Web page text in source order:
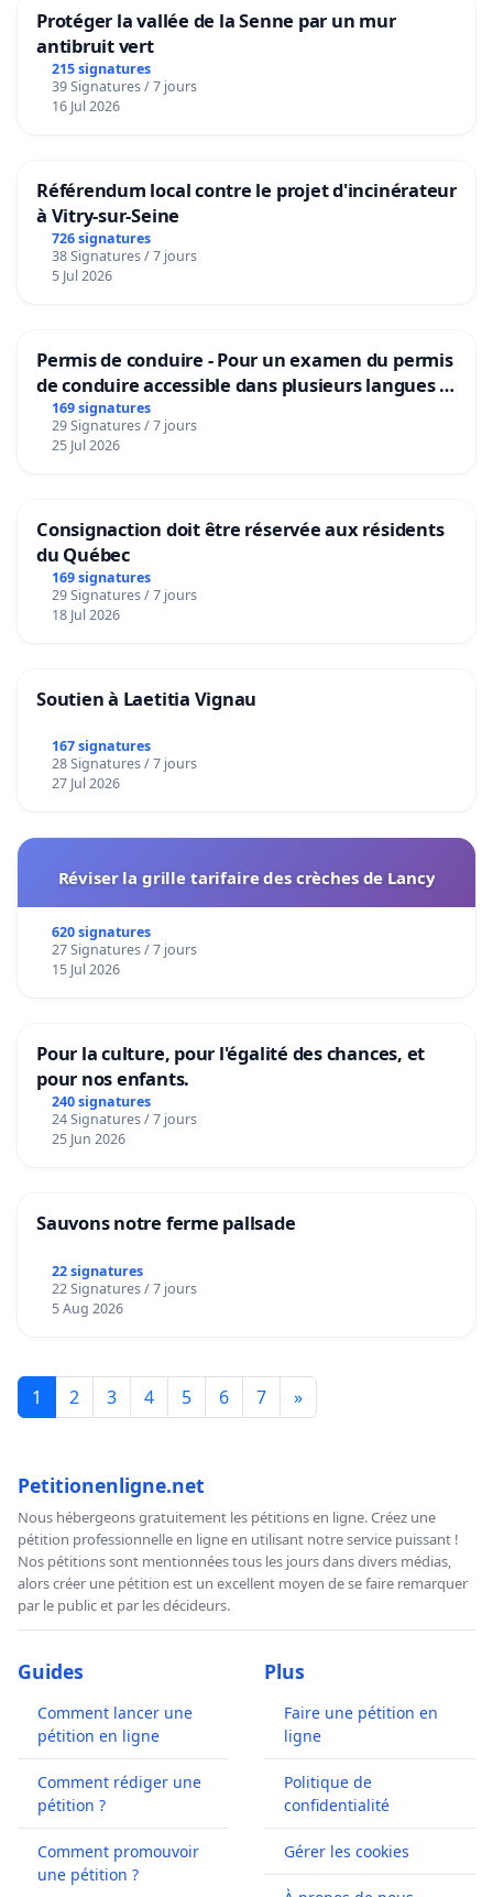
Protéger la vallée de la Senne par un mur
antibruit vert
215 signatures
39 Signatures / 7 jours
16 Jul 2026
Référendum local contre le projet d'incinérateur
à Vitry-sur-Seine
726 signatures
38 Signatures / 7 jours
5 Jul 2026
Permis de conduire - Pour un examen du permis
de conduire accessible dans plusieurs langues à
Bruxelles
169 signatures
29 Signatures / 7 jours
25 Jul 2026
Consignaction doit être réservée aux résidents
du Québec
169 signatures
29 Signatures / 7 jours
18 Jul 2026
Soutien à Laetitia Vignau
167 signatures
28 Signatures / 7 jours
27 Jul 2026
Réviser la grille tarifaire des crèches de Lancy
620 signatures
27 Signatures / 7 jours
15 Jul 2026
Pour la culture, pour l'égalité des chances, et
pour nos enfants.
240 signatures
24 Signatures / 7 jours
25 Jun 2026
Sauvons notre ferme pallsade
22 signatures
22 Signatures / 7 jours
5 Aug 2026
1 2 3 4 5 6 7 »
Petitionenligne.net
Nous hébergeons gratuitement les pétitions en ligne. Créez une
pétition professionnelle en ligne en utilisant notre service puissant !
Nos pétitions sont mentionnées tous les jours dans divers médias,
alors créer une pétition est un excellent moyen de se faire remarquer
par le public et par les décideurs.
Guides
Comment lancer une
pétition en ligne
Comment rédiger une
pétition ?
Comment promouvoir
une pétition ?
Plus
Faire une pétition en
ligne
Politique de
confidentialité
Gérer les cookies